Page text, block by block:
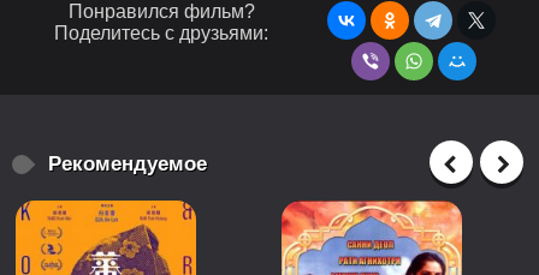
Понравился фильм?
Поделитесь с друзьями:
Рекомендуемое